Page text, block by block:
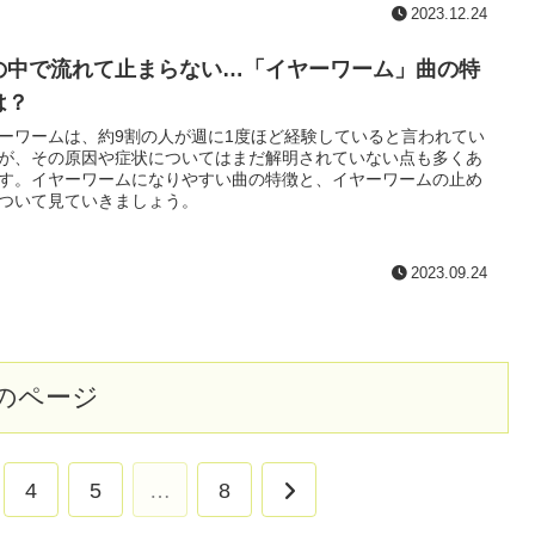
2023.12.24
中で流れて止まらない…「イヤーワーム」曲の特
？
ワームは、約9割の人が週に1度ほど経験していると言われてい
、その原因や症状についてはまだ解明されていない点も多くあ
。イヤーワームになりやすい曲の特徴と、イヤーワームの止め
いて見ていきましょう。
2023.09.24
ページ
4 5 … 8 次